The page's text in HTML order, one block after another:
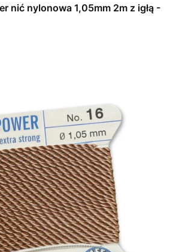
nić nylonowa 1,05mm 2m z igłą -